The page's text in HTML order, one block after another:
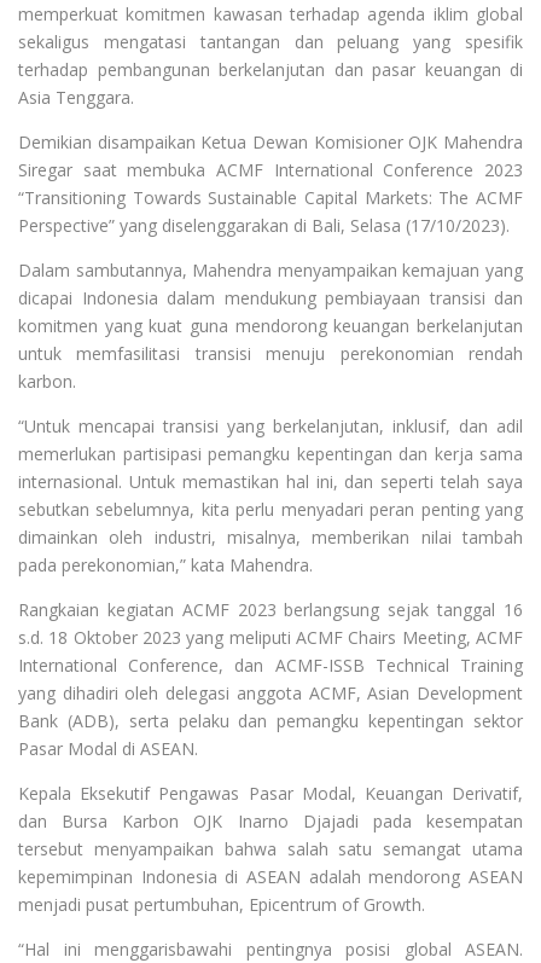
memperkuat komitmen kawasan terhadap agenda iklim global
sekaligus mengatasi tantangan dan peluang yang spesifik
terhadap pembangunan berkelanjutan dan pasar keuangan di
Asia Tenggara.
Demikian disampaikan Ketua Dewan Komisioner OJK Mahendra
Siregar saat membuka ACMF International Conference 2023
“Transitioning Towards Sustainable Capital Markets: The ACMF
Perspective” yang diselenggarakan di Bali, Selasa (17/10/2023).
Dalam sambutannya, Mahendra menyampaikan kemajuan yang
dicapai Indonesia dalam mendukung pembiayaan transisi dan
komitmen yang kuat guna mendorong keuangan berkelanjutan
untuk memfasilitasi transisi menuju perekonomian rendah
karbon.
“Untuk mencapai transisi yang berkelanjutan, inklusif, dan adil
memerlukan partisipasi pemangku kepentingan dan kerja sama
internasional. Untuk memastikan hal ini, dan seperti telah saya
sebutkan sebelumnya, kita perlu menyadari peran penting yang
dimainkan oleh industri, misalnya, memberikan nilai tambah
pada perekonomian,” kata Mahendra.
Rangkaian kegiatan ACMF 2023 berlangsung sejak tanggal 16
s.d. 18 Oktober 2023 yang meliputi ACMF Chairs Meeting, ACMF
International Conference, dan ACMF-ISSB Technical Training
yang dihadiri oleh delegasi anggota ACMF, Asian Development
Bank (ADB), serta pelaku dan pemangku kepentingan sektor
Pasar Modal di ASEAN.
Kepala Eksekutif Pengawas Pasar Modal, Keuangan Derivatif,
dan Bursa Karbon OJK Inarno Djajadi pada kesempatan
tersebut menyampaikan bahwa salah satu semangat utama
kepemimpinan Indonesia di ASEAN adalah mendorong ASEAN
menjadi pusat pertumbuhan, Epicentrum of Growth.
“Hal ini menggarisbawahi pentingnya posisi global ASEAN.